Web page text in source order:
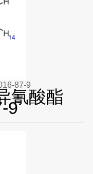
87-9
氰酸酯
9